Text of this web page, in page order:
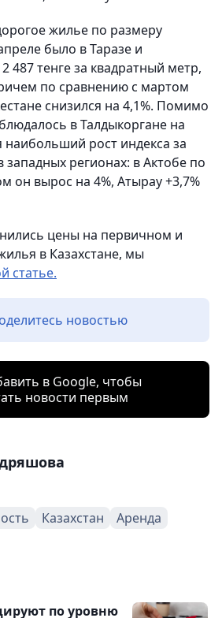
жилье по размеру
было в Таразе и
487 тенге за квадратный метр,
по сравнению с мартом
снизился на 4,1%. Помимо
в Талдыкоргане на
наибольший рост индекса за
регионах: в Актобе по
он вырос на 4%, Атырау +3,7%
цены на первичном и
в Казахстане, мы
статье.
новостью
в Google, чтобы
новости первым
Казахстан
Аренда
по уровню